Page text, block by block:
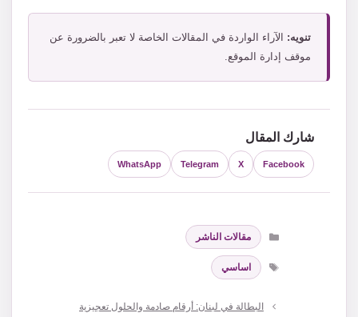
تنويه: الآراء الواردة في المقالات الخاصة لا تعبر بالضرورة عن
موقف إدارة الموقع.
شارك المقال
Facebook
X
Telegram
WhatsApp
التصنيفات
مقالات الناشر
الوسوم
اساسي
البطالة في لبنان: أرقام صادمة والحلول تعجيزية